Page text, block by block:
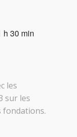
h 30 min
les
sur les
fondations.